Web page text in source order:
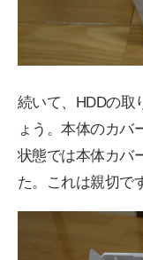
続いて、HDDの取
ょう。本体のカバ
状態では本体カバ
た。これは親切で